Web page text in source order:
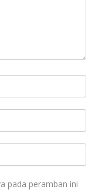
pada peramban ini